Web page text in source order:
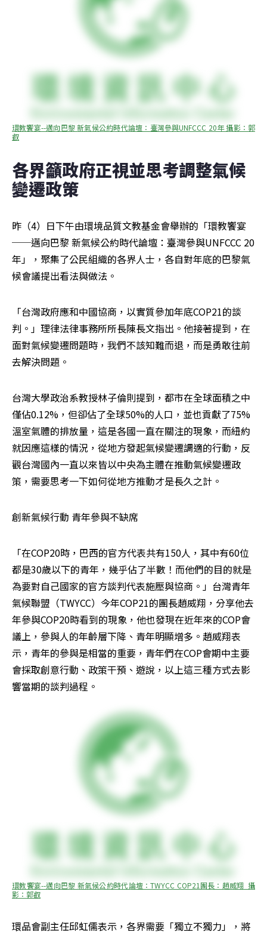
環教饗宴--邁向巴黎 新氣候公約時代論壇：臺灣參與UNFCCC 20年 攝影：郭
叡
各界籲政府正視並思考調整氣候
變遷政策
昨（4）日下午由環境品質文教基金會舉辦的「環教饗宴
──邁向巴黎 新氣候公約時代論壇：臺灣參與UNFCCC 20
年」，聚集了公民組織的各界人士，各自對年底的巴黎氣
候會議提出看法與做法。
「台灣政府應和中國協商，以實質參加年底COP21的談
判。」理律法律事務所所長陳長文指出。他接著提到，在
面對氣候變遷問題時，我們不該知難而退，而是勇敢往前
去解決問題。
台灣大學政治系教授林子倫則提到，都市在全球面積之中
僅佔0.12%，但卻佔了全球50%的人口，並也貢獻了75%
溫室氣體的排放量，這是各國一直在關注的現象，而紐約
就因應這樣的情況，從地方發起氣候變遷調適的行動，反
觀台灣國內一直以來皆以中央為主體在推動氣候變遷政
策，需要思考一下如何從地方推動才是長久之計。
創新氣候行動 青年參與不缺席
「在COP20時，巴西的官方代表共有150人，其中有60位
都是30歲以下的青年，幾乎佔了半數！而他們的目的就是
為要對自己國家的官方談判代表施壓與協商。」台灣青年
氣候聯盟（TWYCC）今年COP21的團長趙威翔，分享他去
年參與COP20時看到的現象，他也發現在近年來的COP會
議上，參與人的年齡層下降、青年明顯增多。趙威翔表
示，青年的參與是相當的重要，青年們在COP會期中主要
會採取創意行動、政策干預、遊說，以上這三種方式去影
響當期的談判過程。
環教饗宴--邁向巴黎 新氣候公約時代論壇：TWYCC COP21團長：趙威翔  攝
影：郭叡
環品會副主任邱虹儒表示，各界需要「獨立不獨力」，將